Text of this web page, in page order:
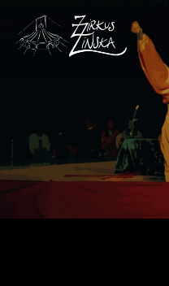
Inhalt
springen